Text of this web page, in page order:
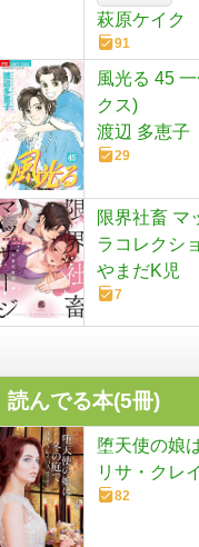
萩原ケイク
91
風光る 45
クス)
渡辺 多恵子
29
限界社畜 マ
ラコレクシ
やまだK児
7
読んでる本(5冊)
堕天使の娘
リサ・クレ
82